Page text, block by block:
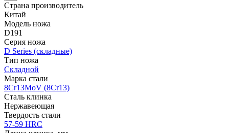
Страна производитель
Китай
Модель ножа
D191
Серия ножа
D Series (складные)
Тип ножа
Складной
Марка стали
8Cr13MoV (8Cr13)
Сталь клинка
Нержавеющая
Твердость стали
57-59 HRC